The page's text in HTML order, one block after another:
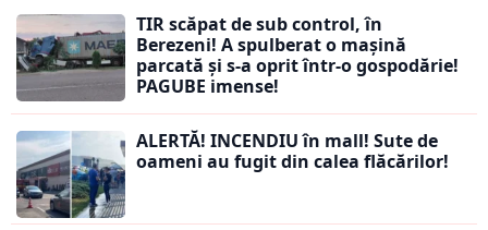
TIR scăpat de sub control, în
Berezeni! A spulberat o mașină
parcată și s-a oprit într-o gospodărie!
PAGUBE imense!
ALERTĂ! INCENDIU în mall! Sute de
oameni au fugit din calea flăcărilor!